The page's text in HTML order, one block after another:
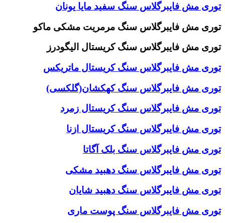
توری مش فایبرگلاس سنگ سفید مایا یونان
توری مش فایبرگلاس سنگ مرمریت مشکی ماکو
توری مش فایبرگلاس سنگ کریستال الیگودرز
توری مش فایبرگلاس سنگ کریستال ماتریکس
توری مش فایبرگلاس سنگ کهکشان(گلکسی)
توری مش فایبرگلاس سنگ کریستال زمرد
توری مش فایبرگلاس سنگ کریستال ازنا
توری مش فایبرگلاس سنگ بلک آگاتا
توری مش فایبرگلاس سنگ دهبید مشکی
توری مش فایبرگلاس سنگ دهبید شایان
توری مش فایبرگلاس سنگ پوست ماری